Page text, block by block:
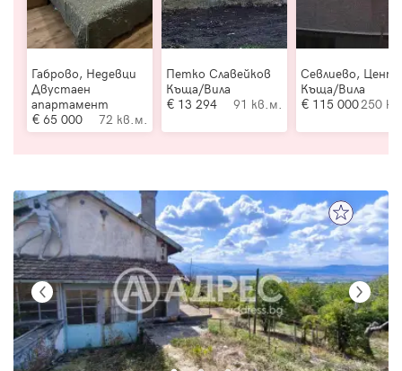
Габрово, Недевци
Двустаен
апартамент
65 000
72 кв.м.
Петко Славейков
Къща/Вила
13 294
91 кв.м.
Севлиево,
Къща/Вила
115 000250